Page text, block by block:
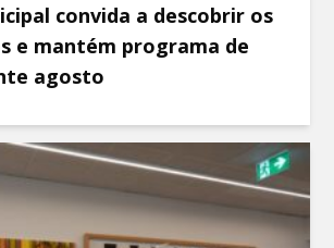
convida a descobrir os
e mantém programa de
agosto